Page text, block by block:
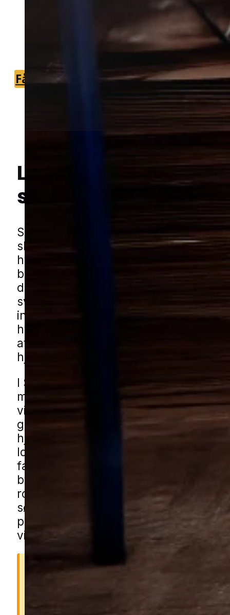
Få kontakt til en lokal partner, der kan
vurdere omfanget og foreslå en
Få et tilbud +45 51 90 85 46
Lokal bekæmpelse
sølvfisk
Sølvfisk trives især på steder med
skjul, og de kan hurtigt sprede sig i en
hvis de først har gode betingelser. De
badeværelser, bryggers og andre
der er varme og lidt fugt, og de kan
svære at slippe af med uden en
indsats. Mange oplever dem som
hverdagen, særligt når de dukker op
aftenen, og det kan skabe utryghed
hjemmets hygiejne.
I Stilling er der både blandede
med nye og ældre huse, rækkehuse
villaveje, hvor sølvfisk let kan finde
gemmesteder i små sprækker og
hjørner. De kan brede sig mellem rum
lokale stisystemer med kældre,
fælles vaskefaciliteter, og også mindre
bygninger som skure og garager kan
rolle, hvis de står tæt på boligen. Du
sølvfiskhjælp i Stilling gennem vores
partnere. Udfyld blot formularen, så
vi dig med en specialist i nærområdet.
Derfor er sølvfisk et
Hej! Hvordan kan jeg hjælpe dig? Har du nogen spørgsmål?